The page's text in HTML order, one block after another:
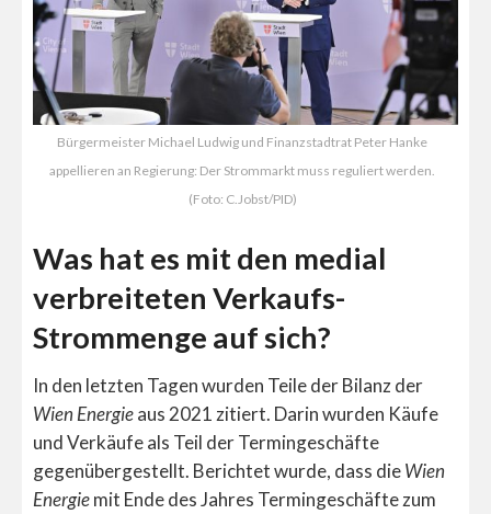
Bürgermeister Michael Ludwig und Finanzstadtrat Peter Hanke
appellieren an Regierung: Der Strommarkt muss reguliert werden.
(Foto: C.Jobst/PID)
Was hat es mit den medial
verbreiteten Verkaufs-
Strommenge auf sich?
In den letzten Tagen wurden Teile der Bilanz der
Wien Energieaus 2021 zitiert. Darin wurden Käufe
und Verkäufe als Teil der Termingeschäfte
gegenübergestellt. Berichtet wurde, dass dieWien
Energiemit Ende des Jahres Termingeschäfte zum